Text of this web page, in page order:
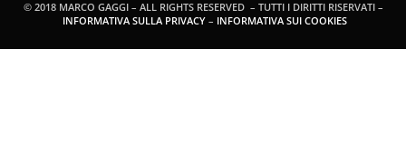
© 2018 MARCO GAGGI – ALL RIGHTS RESERVED – TUTTI I DIRITTI RISERVATI –
INFORMATIVA SULLA PRIVACY– INFORMATIVA SUI COOKIES